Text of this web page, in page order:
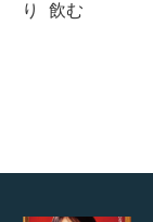
り
飲む